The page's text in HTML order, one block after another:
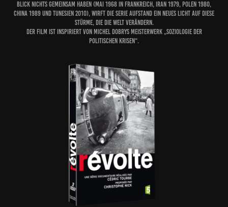
Blick nichts gemeinsam haben (Mai 1968 in Frankreich, Iran 1979, Polen 1980,
China 1989 und Tunesien 2010), wirft die Serie aufstand ein neues Licht auf diese
Stürme, die die Welt verändern.
Der Film ist inspiriert von Michel Dobrys Meisterwerk „Soziologie der
politischen Krisen“.